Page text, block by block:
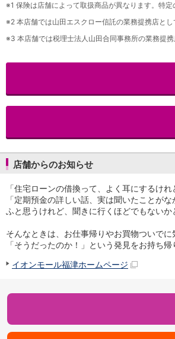
インターネットバンキング
アプリ
イオン銀行アプリ TOP
AEON Pay
AEON Pay
口座振替サービス
自動入金サービス
スマホ決済アプリ
公営競技
サービス
Myステージ
相続・税務のご相談
セキュリティ
その他サービス
金利
キャンペーン
※1 保険は店舗によって取扱商品が異なります。特
※2 本店舗では山田エスクロー信託の業務提携店と
※3 本店舗では税理士法人山田合同事務所の業務提
店舗からのお知らせ
「住宅ローンの借換って、よく耳にするけれ
「定期預金の詳しい話、実は聞いたことがな
ふと思うけれど、聞きに行くほどでもない
そんなときは、お仕事帰りやお買物ついで
「そうだったのか！」という発見をお持ち
イオンモール福津ホームページ